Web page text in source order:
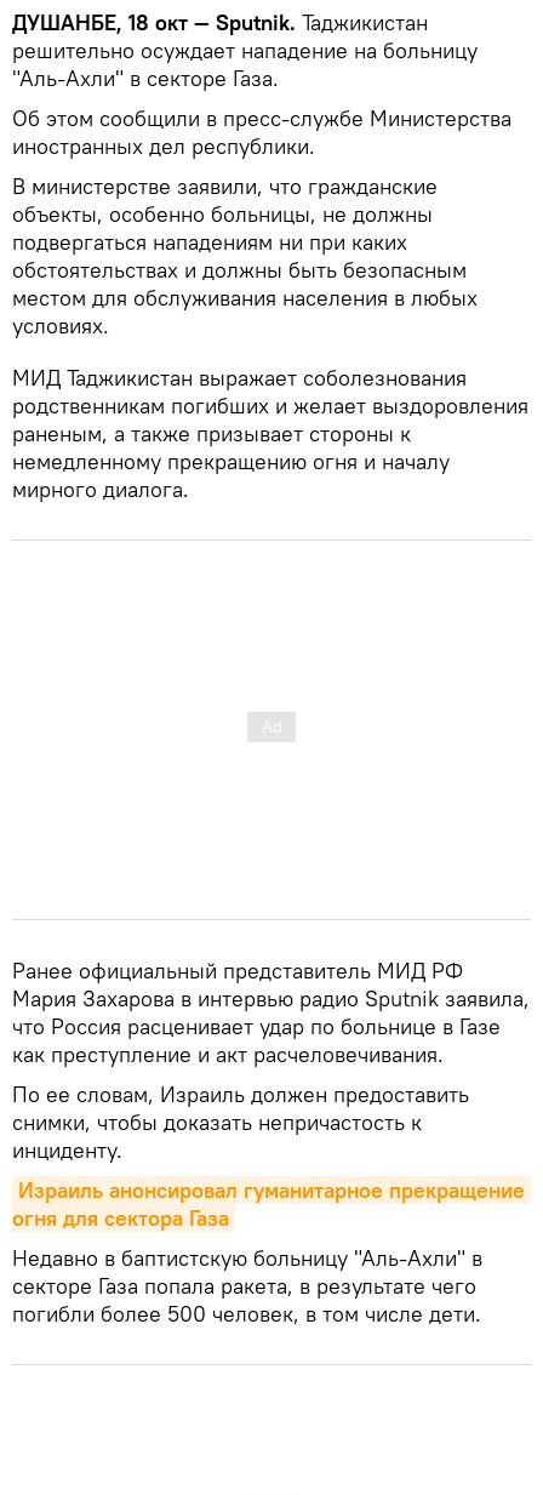
ДУШАНБЕ, 18 окт — Sputnik. Таджикистан
решительно осуждает нападение на больницу
"Аль-Ахли" в секторе Газа.
Об этом сообщили в пресс-службе Министерства
иностранных дел республики.
В министерстве заявили, что гражданские
объекты, особенно больницы, не должны
подвергаться нападениям ни при каких
обстоятельствах и должны быть безопасным
местом для обслуживания населения в любых
условиях.
МИД Таджикистан выражает соболезнования
родственникам погибших и желает выздоровления
раненым, а также призывает стороны к
немедленному прекращению огня и началу
мирного диалога.
Ранее официальный представитель МИД РФ
Мария Захарова в интервью радио Sputnik заявила,
что Россия расценивает удар по больнице в Газе
как преступление и акт расчеловечивания.
По ее словам, Израиль должен предоставить
снимки, чтобы доказать непричастость к
инциденту.
Израиль анонсировал гуманитарное прекращение
огня для сектора Газа
Недавно в баптистскую больницу "Аль-Ахли" в
секторе Газа попала ракета, в результате чего
погибли более 500 человек, в том числе дети.